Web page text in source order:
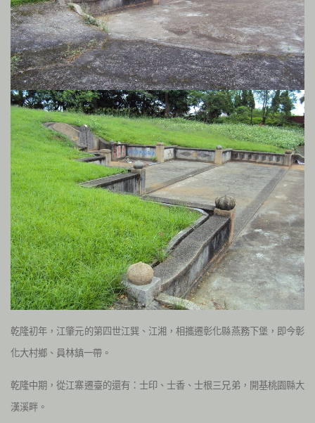
乾隆初年，江肇元的第四世江巽、江湘，相攜遷彰化縣燕務下堡，即今彰
化大村鄉、員林鎮一帶。
乾隆中期，從江寨遷臺的還有：士印、士香、士根三兄弟，開基桃園縣大
漢溪畔。